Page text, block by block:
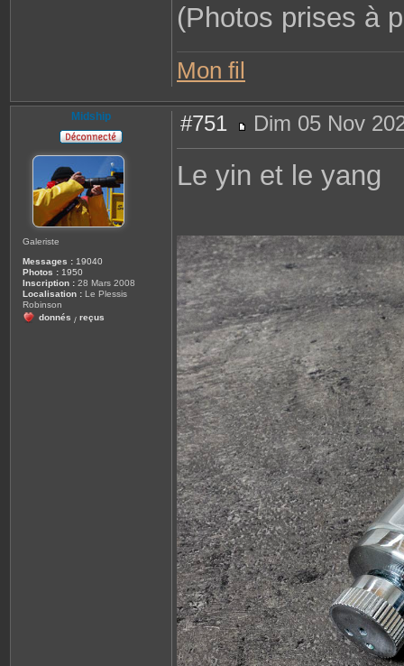
(Photos prises à
Mon fil
Midship
Galeriste
Messages : 19040
Photos : 1950
Inscription : 28 Mars 2008
Localisation : Le Plessis
Robinson
donnés / reçus
#751
e
s
Dim 05 Nov
Le yin et le yang